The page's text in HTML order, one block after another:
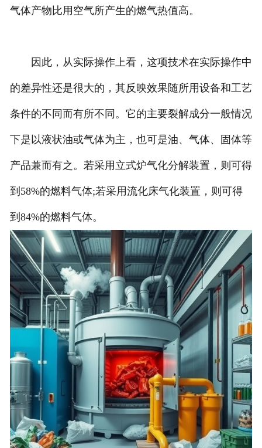
气体产物比用空气所产生的燃气热值高。
因此，从实际操作上看，这项技术在实际操作中
的差异性还是很大的，其反映效果随所用设备和工艺
条件的不同而有所不同。它的主要裂解成分一般情况
下是以液状油或气体为主，也可是油、气体、固体等
产品兼而有之。若采用立式炉气化分解装置，则可得
到58%的燃料气体;若采用流化床气化装置，则可得
到84%的燃料气体。